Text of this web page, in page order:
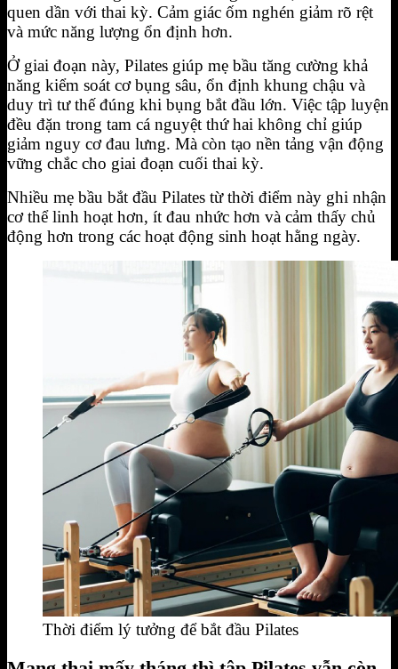
quen dần với thai kỳ. Cảm giác ốm nghén giảm rõ rệt
và mức năng lượng ổn định hơn.
Ở giai đoạn này, Pilates giúp mẹ bầu tăng cường khả
năng kiểm soát cơ bụng sâu, ổn định khung chậu và
duy trì tư thế đúng khi bụng bắt đầu lớn. Việc tập luyện
đều đặn trong tam cá nguyệt thứ hai không chỉ giúp
giảm nguy cơ đau lưng. Mà còn tạo nền tảng vận động
vững chắc cho giai đoạn cuối thai kỳ.
Nhiều mẹ bầu bắt đầu Pilates từ thời điểm này ghi nhận
cơ thể linh hoạt hơn, ít đau nhức hơn và cảm thấy chủ
động hơn trong các hoạt động sinh hoạt hằng ngày.
Thời điểm lý tưởng để bắt đầu Pilates